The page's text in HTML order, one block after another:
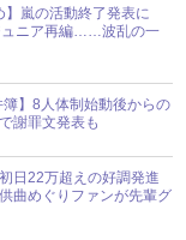
】嵐の活動終了発表に
ュニア再編……波乱の一
簿】8人体制始動後からの
謝罪文発表も
日22万超えの好調発進
曲めぐりファンが先輩グ